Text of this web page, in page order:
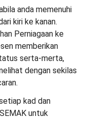
anda memenuhi
kiri ke kanan.
Perniagaan ke
memberikan
serta-merta,
dengan sekilas
kad dan
untuk